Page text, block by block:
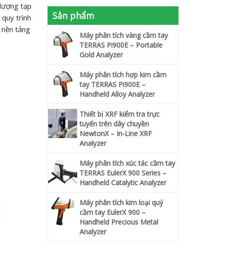
tạp
trình
tảng
Sản phẩm
Máy phân tích vàng cầm tay
TERRAS Pi900E – Portable
Gold Analyzer
Máy phân tích hợp kim cầm
tay TERRAS Pi900E –
Handheld Alloy Analyzer
Thiết bị XRF kiểm tra trực
tuyến trên dây chuyền
NewtonX – In-Line XRF
Analyzer
Máy phân tích xúc tác cầm tay
TERRAS EulerX 900 Series –
Handheld Catalytic Analyzer
Máy phân tích kim loại quý
cầm tay EulerX 900 –
Handheld Precious Metal
Analyzer